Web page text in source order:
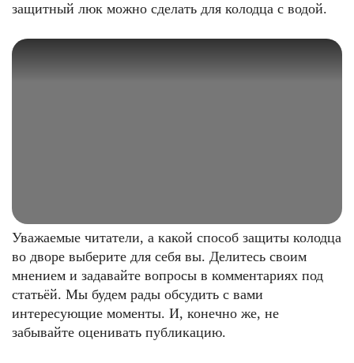
защитный люк можно сделать для колодца с водой.
Уважаемые читатели, а какой способ защиты колодца
во дворе выберите для себя вы. Делитесь своим
мнением и задавайте вопросы в комментариях под
статьёй. Мы будем рады обсудить с вами
интересующие моменты. И, конечно же, не
забывайте оценивать публикацию.